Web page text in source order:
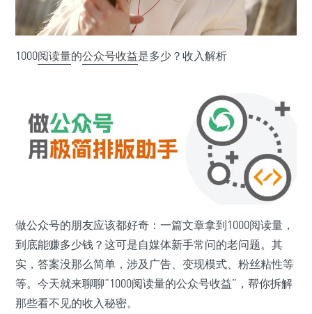
1000阅读量的公众号收益是多少？收入解析
做公众号的朋友应该都好奇：一篇文章拿到1000阅读量，
到底能赚多少钱？这可是自媒体新手常问的老问题。其
实，答案没那么简单，涉及广告、变现模式、粉丝粘性等
等。今天就来聊聊“1000阅读量的公众号收益”，帮你拆解
那些看不见的收入秘密。